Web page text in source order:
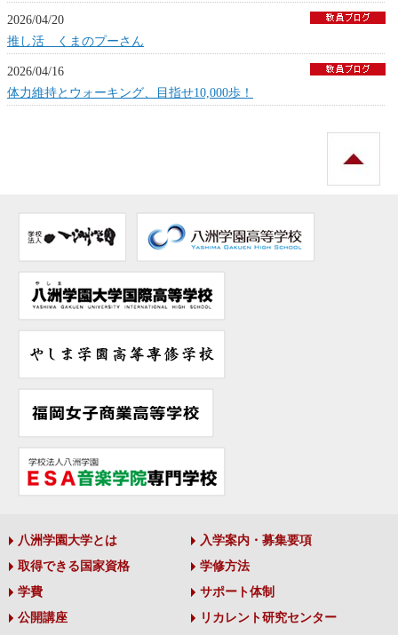
2026/04/20
推し活 くまのプーさん
2026/04/16
体力維持とウォーキング、目指せ10,000歩！
八洲学園大学とは
入学案内・募集要項
取得できる国家資格
学修方法
学費
サポート体制
公開講座
リカレント研究センター